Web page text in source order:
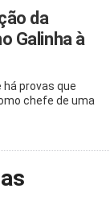
da
Galinha à
provas que
chefe de uma